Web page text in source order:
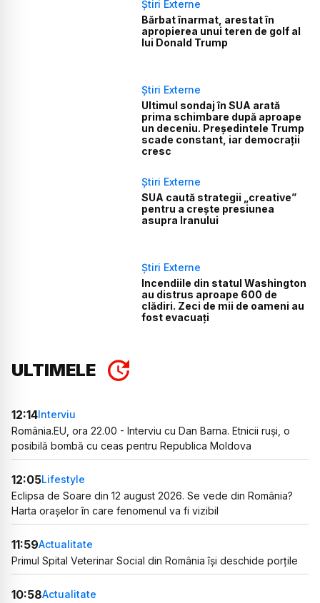
Știri Externe
Bărbat înarmat, arestat în
apropierea unui teren de golf al
lui Donald Trump
Știri Externe
Ultimul sondaj în SUA arată
prima schimbare după aproape
un deceniu. Președintele Trump
scade constant, iar democrații
cresc
Știri Externe
SUA caută strategii „creative”
pentru a crește presiunea
asupra Iranului
Știri Externe
Incendiile din statul Washington
au distrus aproape 600 de
clădiri. Zeci de mii de oameni au
fost evacuați
ULTIMELE
12:14Interviu
România.EU, ora 22.00 - Interviu cu Dan Barna. Etnicii ruși, o
posibilă bombă cu ceas pentru Republica Moldova
12:05Lifestyle
Eclipsa de Soare din 12 august 2026. Se vede din România?
Harta orașelor în care fenomenul va fi vizibil
11:59Actualitate
Primul Spital Veterinar Social din România își deschide porțile
10:58Actualitate